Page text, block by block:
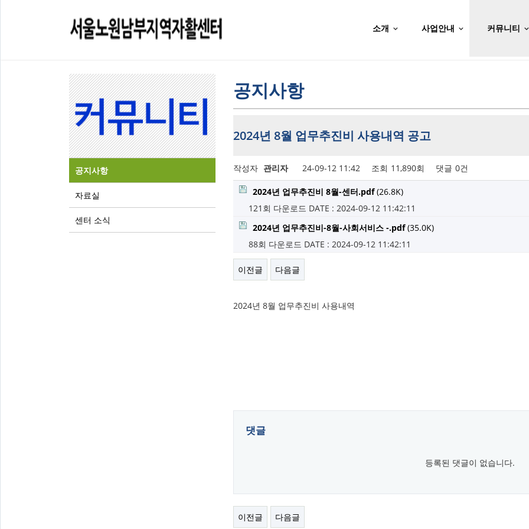
소개 사업안내 커뮤니티
공지사항
자료실
센터 소식
공지사항
2024년 8월 업무추진비 사용내역 공고
작성자 관리자 24-09-12 11:42 조회 11,890회 댓글 0건
2024년 업무추진비 8월-센터.pdf(26.8K)
121회 다운로드 DATE : 2024-09-12 11:42:11
2024년 업무추진비-8월-사회서비스 -.pdf(35.0K)
88회 다운로드 DATE : 2024-09-12 11:42:11
이전글 다음글
2024년 8월 업무추진비 사용내역
댓글
등록된 댓글이 없습니다.
이전글 다음글